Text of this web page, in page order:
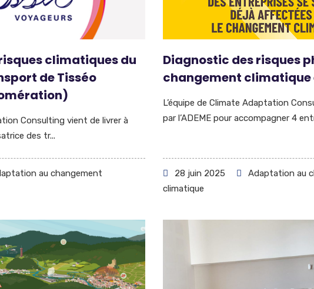
climatiques du
de Tisséo
Consulting vient de livrer à
des tr...
au changement
Diagnostic des risques
changement climatique
L’équipe de Climate Adaptation
par l’ADEME pour accompagner 4
28 juin 2025
Adaptation au
climatique